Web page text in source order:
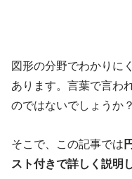
図形の分野でわかりに
あります。言葉で言わ
のではないでしょうか？
そこで、この記事では
スト付きで詳しく説明